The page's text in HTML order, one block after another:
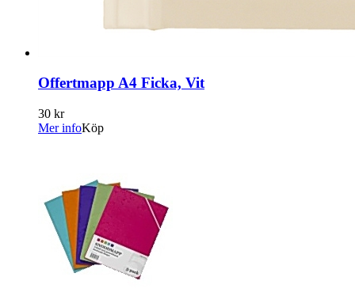
Offertmapp A4 Ficka, Vit
30 kr
Mer infoKöp